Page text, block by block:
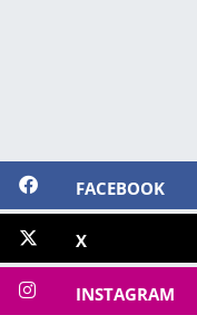
FACEBOOK
X
INSTAGRAM